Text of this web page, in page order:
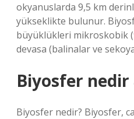
okyanuslarda 9,5 km
yükseklikte bulunur.
büyüklükleri mikroskobik
devasa (balinalar ve
Biyosfer nedir
Biyosfer nedir? Biyosfer,